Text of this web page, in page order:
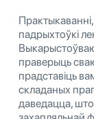
падрыхтоўкі
праверыць
прадставіць
складаных
даведацца,